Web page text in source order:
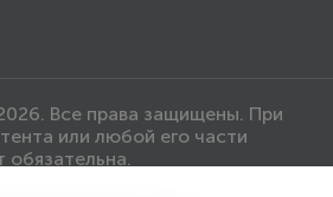
Все права защищены. При
или любой его части
обязательна.